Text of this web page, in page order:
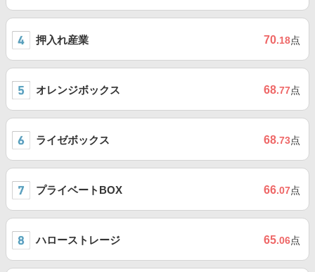
押入れ産業 70.18点
オレンジボックス 68.77点
ライゼボックス 68.73点
プライベートBOX 66.07点
ハローストレージ 65.06点